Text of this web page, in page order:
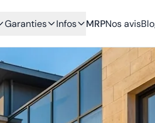
Garanties Infos MRPNos avis